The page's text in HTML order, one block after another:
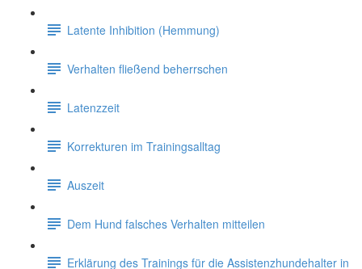
Latente Inhibition (Hemmung)
Verhalten fließend beherrschen
Latenzzeit
Korrekturen im Trainingsalltag
Auszeit
Dem Hund falsches Verhalten mitteilen
Erklärung des Trainings für die Assistenzhundehalter in